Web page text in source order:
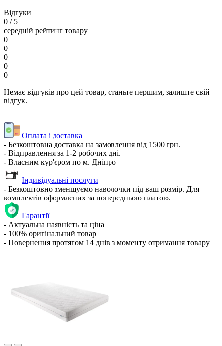
Відгуки
0 / 5
середній рейтинг товару
0
0
0
0
0
Немає відгуків про цей товар, станьте першим, залиште свій
відгук.
Оплата і доставка
- Безкоштовна доставка на замовлення від 1500 грн.
- Відправлення за 1-2 робочих дні.
- Власним кур'єром по м. Дніпро
Індивідуальні послуги
- Безкоштовно зменшуємо наволочки під ваш розмір. Для
комплектів оформлених за попередньою платою.
Гарантії
- Актуальна наявність та ціна
- 100% оригінальний товар
- Повернення протягом 14 днів з моменту отримання товару